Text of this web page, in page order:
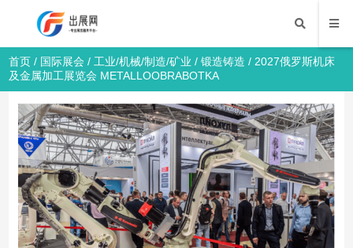
首页 / 国际展会 / 工业/机械/制造/矿业 /锻造铸造 / 2027俄罗斯机床
及金属加工展览会 METALLOOBRABOTKA